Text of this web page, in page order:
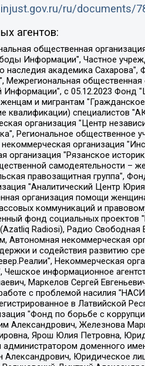
ru/documents/
агентов:
организация "Рязанское историко-просветительское и правозащитное общество "Мемориал" (Рязанский Мемориал), Челябинский региональный орган общественной самодеятельности – женское общественное объединение "Женщины Евразии", Челябинский региональный орган общественной самодеятельности "Уральская правозащитная группа", Фонд содействия защите здоровья и социальной справедливости имени Андрея Рылькова, Автономная Некоммерческая Организация "Аналитический Центр Юрия Левады", Автономная некоммерческая организация социальной поддержки населения "Проект Апрель", Региональная общественная организация помощи женщинам и детям, находящимся в кризисной ситуации "Информационно-методический центр "Анна", Фонд содействия развитию массовых коммуникаций и правовому просвещению "Так-так-Так", Фонд содействия устойчивому развитию "Серебряная тайга", Свердловский региональный общественный фонд социальных проектов "Новое время", "Idel.Реалии", Кавказ.Реалии, Крым.Реалии, Телеканал Настоящее Время, Татаро-башкирская служба Радио Свобода (Azatliq Radiosi), Радио Свободная Европа/Радио Свобода (PCE/PC), "Сибирь.Реалии", "Фактограф", Благотворительный фонд помощи осужденным и их семьям, Автономная некоммерческая организация "Институт глобализации и социальных движений", Фонд "В защиту прав заключенных", Частное учреждение "Центр поддержки и содействия развитию средств массовой информации", Пензенский региональный общественный благотворительный фонд "Гражданский союз", "Север.Реалии", Некоммерческая организация Фонд "Правовая инициатива", Общество с ограниченной ответственностью "Радио Свободная Европа/Радио Свобода", Чешское информационное агентство "MEDIUM-ORIENT", Красноярская региональная общественная организация "Мы против СПИДа", Камалягин Денис Николаевич, Маркелов Сергей Евгеньевич, Пономарев Лев Александрович, Савицкая Людмила Алексеевна, Автономная некоммерческая организация "Центр по работе с проблемой насилия "НАСИЛИЮ.НЕТ",